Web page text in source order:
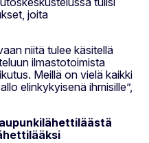
joita
niitä tulee käsitellä
ilmastotoimista
Meillä on vielä kaikki
elinkykyisenä ihmisille”,